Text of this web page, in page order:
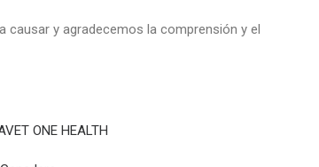
causar y agradecemos la comprensión y el
ONE HEALTH